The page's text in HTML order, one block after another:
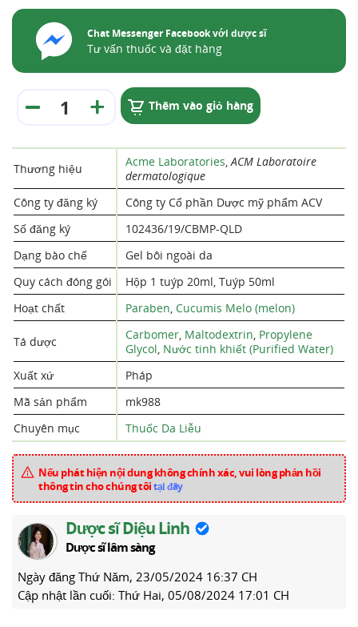
Chat Messenger Facebook với dược sĩ
Tư vấn thuốc và đặt hàng
Thêm vào giỏ hàng
Thương hiệu Acme Laboratories,ACM Laboratoire
dermatologique
Công ty đăng ký
Công ty Cổ phần Dược mỹ phẩm ACV
Số đăng ký
102436/19/CBMP-QLD
Dạng bào chế
Gel bôi ngoài da
Quy cách đóng gói
Hộp 1 tuýp 20ml, Tuýp 50ml
Hoạt chất
Paraben, Cucumis Melo (melon)
Tá dược Carbomer, Maltodextrin, Propylene
Glycol, Nước tinh khiết (Purified Water)
Xuất xứ
Pháp
Mã sản phẩm
mk988
Chuyên mục
Thuốc Da Liễu
Nếu phát hiện nội dung không chính xác, vui lòng phản hồi
thông tin cho chúng tôitại đây
Dược sĩ Diệu Linh
Dược sĩ lâm sàng
Ngày đăng Thứ Năm, 23/05/2024 16:37 CH
Cập nhật lần cuối: Thứ Hai, 05/08/2024 17:01 CH